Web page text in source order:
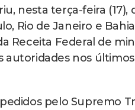
nesta terça-feira
Rio de Janeiro e
Receita Federal de
autoridades nos
pelo Supremo